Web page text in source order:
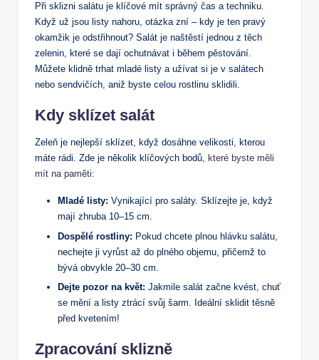
Při sklizni salátu je klíčové mít správný čas a techniku.
Když už jsou listy nahoru, otázka zní – kdy je ten pravý
okamžik je odstřihnout? Salát je naštěstí jednou z těch
zelenin, které se dají ochutnávat i během pěstování.
Můžete klidně trhat mladé listy a užívat si je v salátech
nebo sendvičích, aniž byste celou rostlinu sklidili.
Kdy sklízet salát
Zeleň je nejlepší sklízet, když dosáhne velikosti, kterou
máte rádi. Zde je několik klíčových bodů, které byste měli
mít na paměti:
Mladé listy: Vynikající pro saláty. Sklízejte je, když
mají zhruba 10–15 cm.
Dospělé rostliny: Pokud chcete plnou hlávku salátu,
nechejte ji vyrůst až do plného objemu, přičemž to
bývá obvykle 20–30 cm.
Dejte pozor na květ: Jakmile salát začne kvést, chuť
se mění a listy ztrácí svůj šarm. Ideální sklidit těsně
před kvetením!
Zpracování sklizně